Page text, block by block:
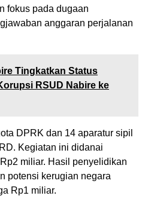
fokus pada dugaan
anggaran perjalanan
Tingkatkan Status
RSUD Nabire ke
DPRK dan 14 aparatur sipil
Kegiatan ini didanai
miliar. Hasil penyelidikan
potensi kerugian negara
Rp1 miliar.